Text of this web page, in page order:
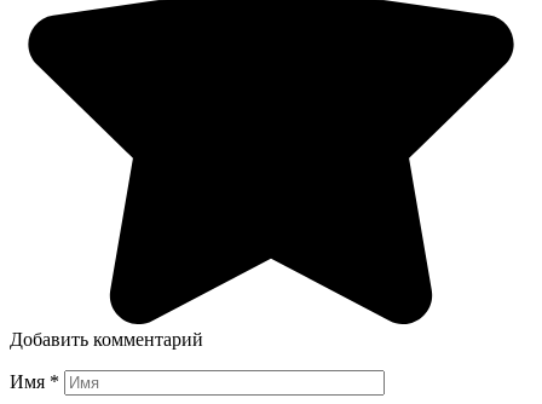
Добавить комментарий
Имя *